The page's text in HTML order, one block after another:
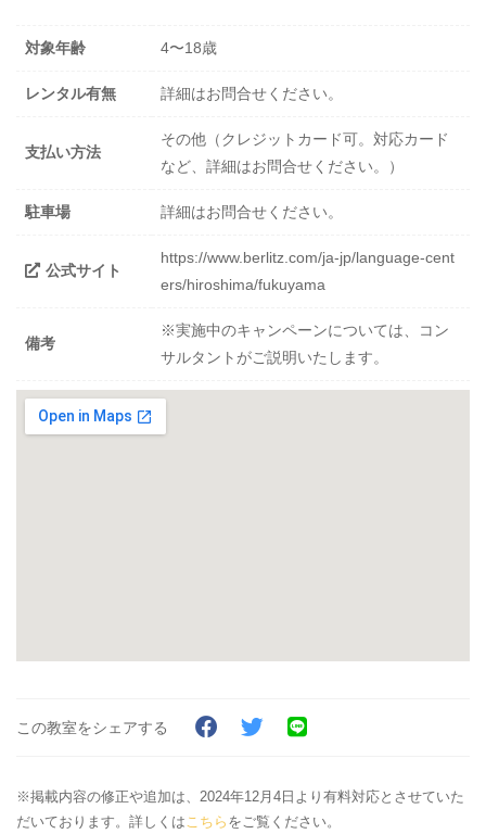
対象年齢 4〜18歳
レンタル有無 詳細はお問合せください。
支払い方法
その他（クレジットカード可。対応カード
など、詳細はお問合せください。）
駐車場 詳細はお問合せください。
公式サイト
https://www.berlitz.com/ja-jp/language-cent
ers/hiroshima/fukuyama
備考
※実施中のキャンペーンについては、コン
サルタントがご説明いたします。
この教室をシェアする
※掲載内容の修正や追加は、2024年12月4日より有料対応とさせていた
だいております。詳しくは こちら をご覧ください。